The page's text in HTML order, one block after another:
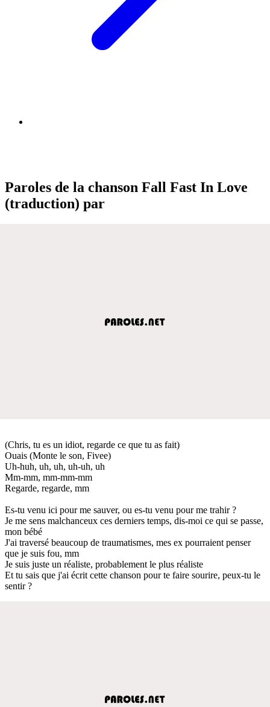
Paroles de la chanson Fall Fast In Love
(traduction) par
(Chris, tu es un idiot, regarde ce que tu as fait)
Ouais (Monte le son, Fivee)
Uh-huh, uh, uh, uh-uh, uh
Mm-mm, mm-mm-mm
Regarde, regarde, mm
Es-tu venu ici pour me sauver, ou es-tu venu pour me trahir ?
Je me sens malchanceux ces derniers temps, dis-moi ce qui se passe,
mon bébé
J'ai traversé beaucoup de traumatismes, mes ex pourraient penser
que je suis fou, mm
Je suis juste un réaliste, probablement le plus réaliste
Et tu sais que j'ai écrit cette chanson pour te faire sourire, peux-tu le
sentir ?